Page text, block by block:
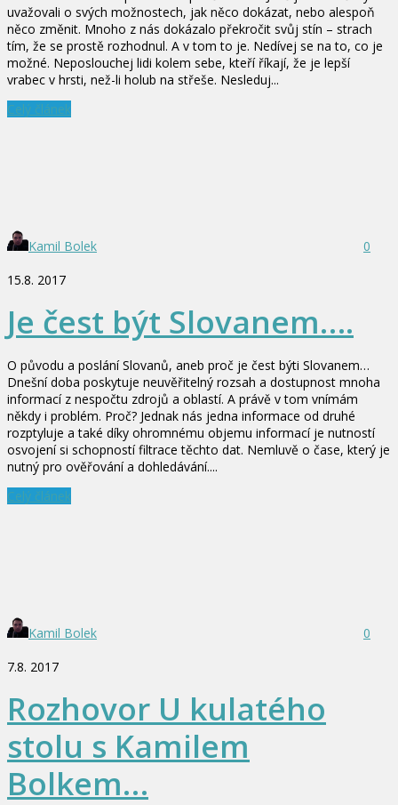
uvažovali o svých možnostech, jak něco dokázat, nebo alespoň
něco změnit. Mnoho z nás dokázalo překročit svůj stín – strach
tím, že se prostě rozhodnul. A v tom to je. Nedívej se na to, co je
možné. Neposlouchej lidi kolem sebe, kteří říkají, že je lepší
vrabec v hrsti, než-li holub na střeše. Nesleduj...
Celý článek
Kamil Bolek
0
15.8. 2017
Je čest být Slovanem….
O původu a poslání Slovanů, aneb proč je čest býti Slovanem…
Dnešní doba poskytuje neuvěřitelný rozsah a dostupnost mnoha
informací z nespočtu zdrojů a oblastí. A právě v tom vnímám
někdy i problém. Proč? Jednak nás jedna informace od druhé
rozptyluje a také díky ohromnému objemu informací je nutností
osvojení si schopností filtrace těchto dat. Nemluvě o čase, který je
nutný pro ověřování a dohledávání....
Celý článek
Kamil Bolek
0
7.8. 2017
Rozhovor U kulatého
stolu s Kamilem
Bolkem…